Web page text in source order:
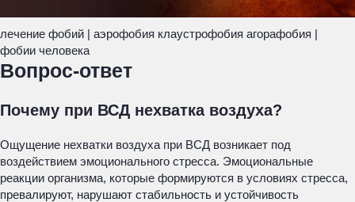
лечение фобий | аэрофобия клаустрофобия агорафобия |
фобии человека
Вопрос-ответ
Почему при ВСД нехватка воздуха?
Ощущение нехватки воздуха при ВСД возникает под
воздействием эмоционального стресса. Эмоциональные
реакции организма, которые формируются в условиях стресса,
превалируют, нарушают стабильность и устойчивость